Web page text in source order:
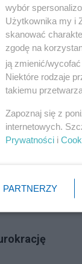
wybór
Użytkownika my i
skanować
zgodę na
ją zmienić/
Niektóre rodzaje
takiemu
Zapoznaj się z
internetowych.
Prywatności i
PARTNERZY